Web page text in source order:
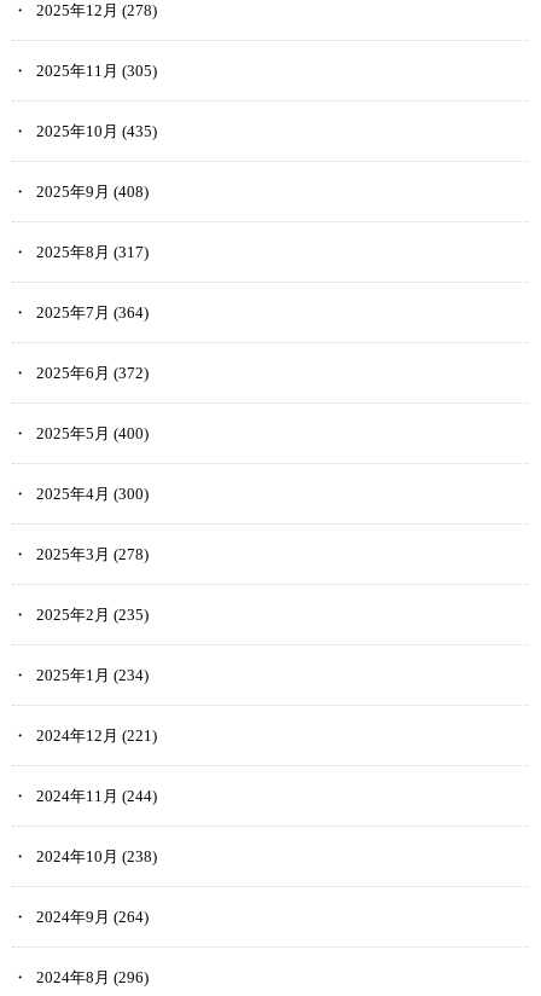
2025年12月 (278)
2025年11月 (305)
2025年10月 (435)
2025年9月 (408)
2025年8月 (317)
2025年7月 (364)
2025年6月 (372)
2025年5月 (400)
2025年4月 (300)
2025年3月 (278)
2025年2月 (235)
2025年1月 (234)
2024年12月 (221)
2024年11月 (244)
2024年10月 (238)
2024年9月 (264)
2024年8月 (296)